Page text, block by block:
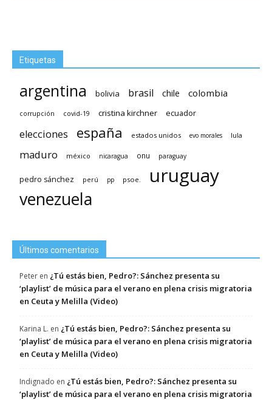
Etiquetas
argentina bolivia brasil chile colombia
corrupción covid-19 cristina kirchner ecuador
elecciones españa estados unidos evo morales lula
maduro méxico nicaragua onu paraguay
pedro sánchez perú pp psoe. uruguay
venezuela
Últimos comentarios
Peter en ¿Tú estás bien, Pedro?: Sánchez presenta su
‘playlist’ de música para el verano en plena crisis migratoria
en Ceuta y Melilla (Video)
Karina L. en ¿Tú estás bien, Pedro?: Sánchez presenta su
‘playlist’ de música para el verano en plena crisis migratoria
en Ceuta y Melilla (Video)
Indignado en ¿Tú estás bien, Pedro?: Sánchez presenta su
‘playlist’ de música para el verano en plena crisis migratoria